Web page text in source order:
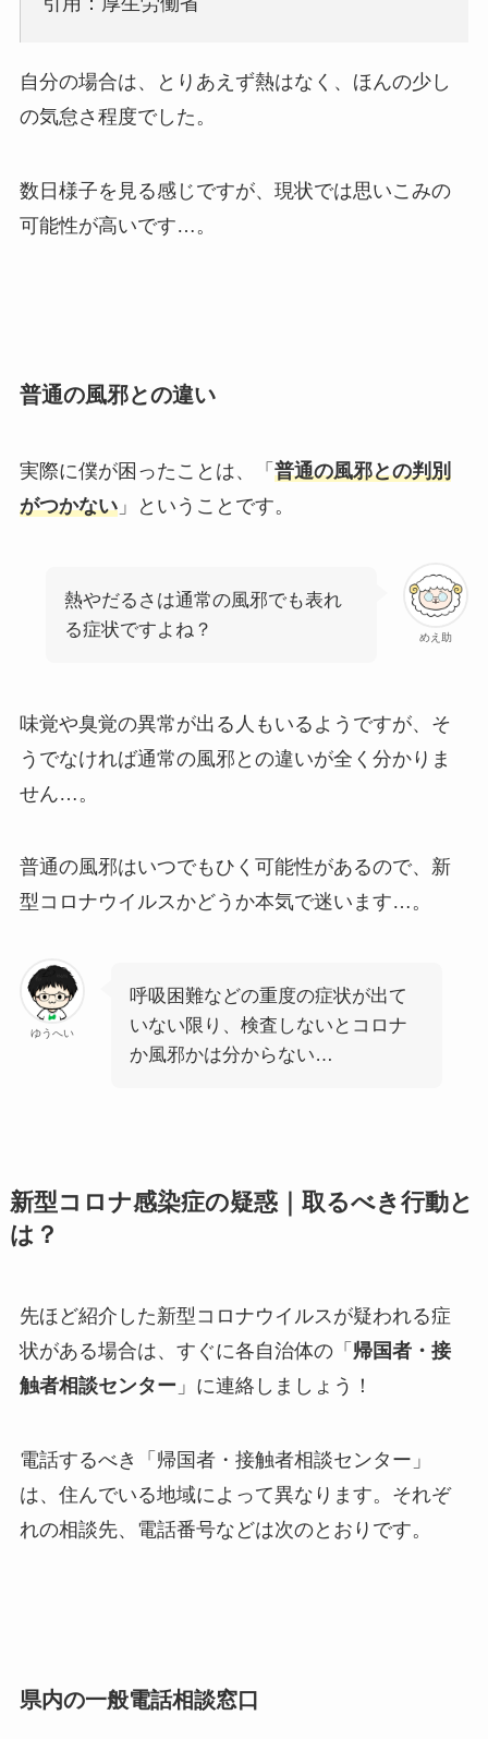
自分の場合は、とりあえず熱はなく、ほんの少し
の気怠さ程度でした。
数日様子を見る感じですが、現状では思いこみの
可能性が高いです…。
普通の風邪との違い
実際に僕が困ったことは、「 普通の風邪との判別
がつかない」ということです。
めえ助
熱やだるさは通常の風邪でも表れ
る症状ですよね？
味覚や臭覚の異常が出る人もいるようですが、そ
うでなければ通常の風邪との違いが全く分かりま
せん…。
普通の風邪はいつでもひく可能性があるので、新
型コロナウイルスかどうか本気で迷います…。
ゆうへい
呼吸困難などの重度の症状が出て
いない限り、検査しないとコロナ
か風邪かは分からない…
新型コロナ感染症の疑惑｜取るべき行動と
は？
先ほど紹介した新型コロナウイルスが疑われる症
状がある場合は、すぐに各自治体の「 帰国者・接
触者相談センター 」に連絡しましょう！
電話するべき「帰国者・接触者相談センター」
は、住んでいる地域によって異なります。それぞ
れの相談先、電話番号などは次のとおりです。
県内の一般電話相談窓口